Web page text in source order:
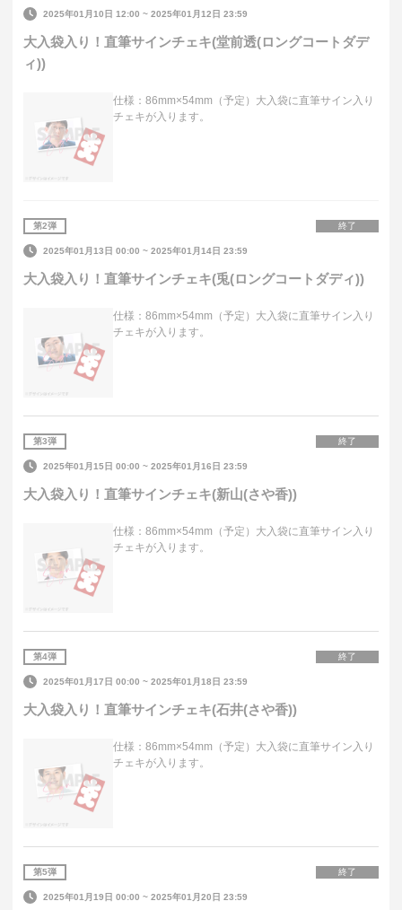
2025年01月10日 12:00 ~2025年01月12日 23:59
大入袋入り！直筆サインチェキ(堂前透(ロングコートダデ
ィ))
仕様：86mm×54mm（予定）大入袋に直筆サイン入り
チェキが入ります。
第2弾 終了
2025年01月13日 00:00 ~2025年01月14日 23:59
大入袋入り！直筆サインチェキ(兎(ロングコートダディ))
仕様：86mm×54mm（予定）大入袋に直筆サイン入り
チェキが入ります。
第3弾 終了
2025年01月15日 00:00 ~2025年01月16日 23:59
大入袋入り！直筆サインチェキ(新山(さや香))
仕様：86mm×54mm（予定）大入袋に直筆サイン入り
チェキが入ります。
第4弾 終了
2025年01月17日 00:00 ~2025年01月18日 23:59
大入袋入り！直筆サインチェキ(石井(さや香))
仕様：86mm×54mm（予定）大入袋に直筆サイン入り
チェキが入ります。
第5弾 終了
2025年01月19日 00:00 ~2025年01月20日 23:59